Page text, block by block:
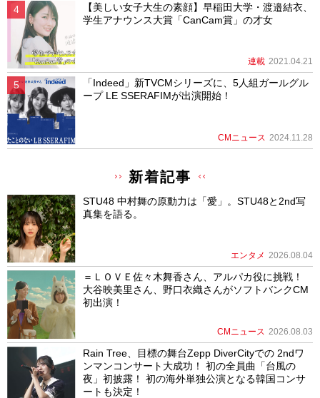
【美しい女子大生の素顔】早稲田大学・渡邉結衣、
学生アナウンス大賞「CanCam賞」の才女
連載 2021.04.21
「Indeed」新TVCMシリーズに、5人組ガールグル
ープ LE SSERAFIMが出演開始！
CMニュース 2024.11.28
新着記事
STU48 中村舞の原動力は「愛」。STU48と2nd写
真集を語る。
エンタメ 2026.08.04
＝ＬＯＶＥ佐々木舞香さん、アルパカ役に挑戦！
大谷映美里さん、野口衣織さんがソフトバンクCM
初出演！
CMニュース 2026.08.03
Rain Tree、目標の舞台Zepp DiverCityでの 2ndワ
ンマンコンサート大成功！ 初の全員曲「台風の
夜」初披露！ 初の海外単独公演となる韓国コンサ
ートも決定！